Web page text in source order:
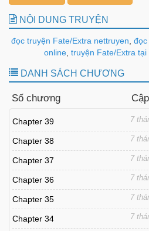
NỘI DUNG TRUYỆN
đọc truyện Fate/Extra nettruyen đọc
online truyện Fate/Extra
DANH SÁCH CHƯƠNG
Số chương
Chapter 39 7
Chapter 38 7
Chapter 37 7
Chapter 36 7
Chapter 35 7
Chapter 34 7